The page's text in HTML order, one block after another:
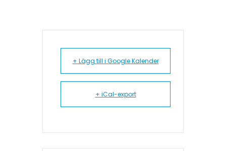
+ Lägg till i Google Kalender
+ iCal-export